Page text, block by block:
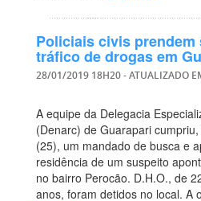
Policiais civis prendem
tráfico de drogas em
28/01/2019 18H20- ATUALIZADO
A equipe da Delegacia
(Denarc) de Guarapari
(25), um mandado de busca e
residência de um suspeito
no bairro Perocão. D.H.O., de
anos, foram detidos no local. A